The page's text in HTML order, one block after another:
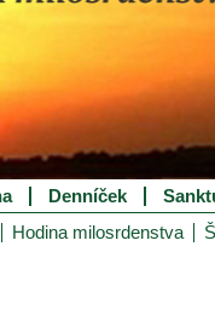
Denníček
Hodina milosrdenstva